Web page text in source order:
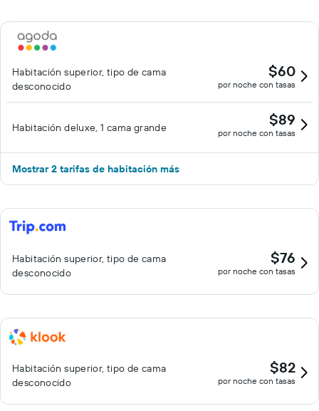
Habitación superior, tipo de cama
desconocido
$60
por noche con tasas
Habitación deluxe, 1 cama grande $89
por noche con tasas
Mostrar 2 tarifas de habitación más
Habitación superior, tipo de cama
desconocido
$76
por noche con tasas
Habitación superior, tipo de cama
desconocido
$82
por noche con tasas